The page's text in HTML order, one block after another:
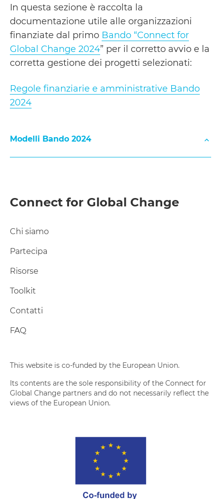
ALLEGATO 3 – MODULO PARTECIPAZIONE
MODELLO TIMESHEET E CALCOLO COSTO
MODELLO PER PROCEDURE DI GARA UNICA
MODELLO PER RICHIESTE DI VARIAZIONE
In questa sezione è raccolta la
documentazione utile alle organizzazioni
finanziate dal primo Bando “Connect for
Global Change 2024” per il corretto avvio e la
corretta gestione dei progetti selezionati:
Regole finanziarie e amministrative Bando
2024
Modelli Bando 2024
MODELLO DI REPORT FINANZIARIO
MODELLO TIMESHEET E CALCOLO COSTO
MODELLO PER PROCEDURE DI GARA UNICA
MODELLO PER RICHIESTE DI VARIAZIONE
MODELLO PER VARIAZIONI DEL BUDGET
MODULO PER LA SEGNALAZIONE DI
Connect for Global Change
Chi siamo
Partecipa
Risorse
Toolkit
Contatti
FAQ
This website is co-funded by the European Union.
Its contents are the sole responsibility of the Connect for
Global Change partners and do not necessarily reflect the
views of the European Union.